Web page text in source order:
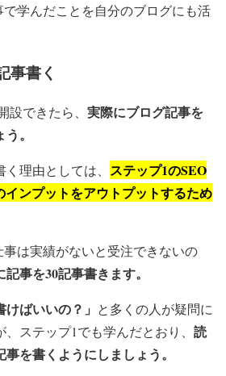
で学んだことを自分のブログにも活
事書く
設できたら、 実際にブログ記事を
。
理由としては、 ステップ1のSEO
インプットをアウトプットするため
事は実績がないと受注できないの
事を30記事書きます。
けばいいの？」 と多くの人が疑問に
ステップ1でも学んだとおり、 読
を書くようにしましょう。